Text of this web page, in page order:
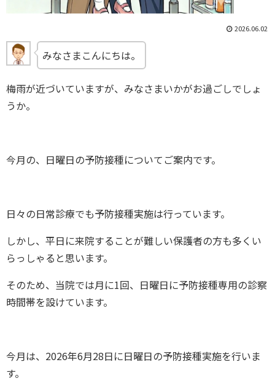
2026.06.02
みなさまこんにちは。
梅雨が近づいていますが、みなさまいかがお過ごしでしょ
うか。
今月の、日曜日の予防接種についてご案内です。
日々の日常診療でも予防接種実施は行っています。
しかし、平日に来院することが難しい保護者の方も多くい
らっしゃると思います。
そのため、当院では月に1回、日曜日に予防接種専用の診察
時間帯を設けています。
今月は、2026年6月28日に日曜日の予防接種実施を行いま
す。